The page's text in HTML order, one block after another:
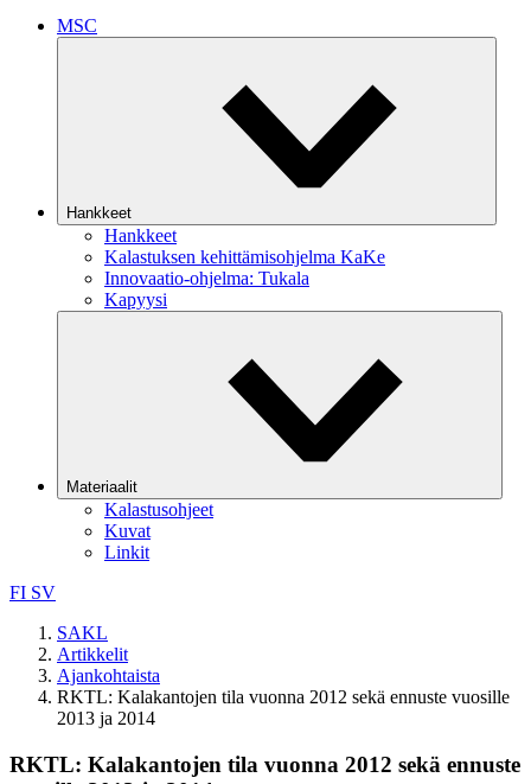
MSC
Hankkeet
Hankkeet
Kalastuksen kehittämisohjelma KaKe
Innovaatio-ohjelma: Tukala
Kapyysi
Materiaalit
Kalastusohjeet
Kuvat
Linkit
FI SV
SAKL
Artikkelit
Ajankohtaista
RKTL: Kalakantojen tila vuonna 2012 sekä ennuste vuosille
2013 ja 2014
RKTL: Kalakantojen tila vuonna 2012 sekä ennuste